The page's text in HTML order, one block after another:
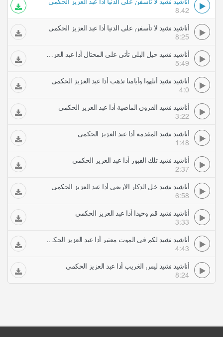
8.42
أناشيد نشيد لا تأسفن على الدنيا أدا عبد العزيز الحكمي
8:25
أناشيد نشيد حيل البلى تأتي على المحتال أدا عبد العزيز الحكمي
5:49
أناشيد نشيد أنلهوا وأيامنا تذهب أدا عبد العزيز الحكمي
4:0
أناشيد نشيد القرون الماضية أدا عبد العزيز الحكمي
3:22
أناشيد نشيد المقدمة أدا عبد العزيز الحكمي
1:48
أناشيد نشيد تلك القبور أدا عبد العزيز الحكمي
2:37
أناشيد نشيد خل الدكار الاربعي أدا عبد العزيز الحكمي
6:58
أناشيد نشيد قم وحيدا أدا عبد العزيز الحكمي
3:33
أناشيد نشيد لكم في الموت معتبر أدا عبد العزيز الحكمي
4:43
أناشيد نشيد ليس الغريب أدا عبد العزيز الحكمي
8:24